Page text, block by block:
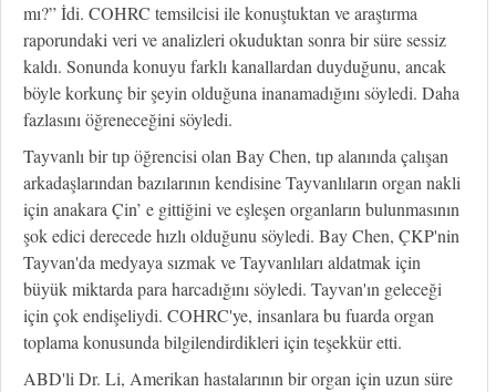
mı?” İdi. COHRC temsilcisi ile konuştuktan ve araştırma
raporundaki veri ve analizleri okuduktan sonra bir süre sessiz
kaldı. Sonunda konuyu farklı kanallardan duyduğunu, ancak
böyle korkunç bir şeyin olduğuna inanamadığını söyledi. Daha
fazlasını öğreneceğini söyledi.
Tayvanlı bir tıp öğrencisi olan Bay Chen, tıp alanında çalışan
arkadaşlarından bazılarının kendisine Tayvanlıların organ nakli
için anakara Çin’ e gittiğini ve eşleşen organların bulunmasının
şok edici derecede hızlı olduğunu söyledi. Bay Chen, ÇKP'nin
Tayvan'da medyaya sızmak ve Tayvanlıları aldatmak için
büyük miktarda para harcadığını söyledi. Tayvan'ın geleceği
için çok endişeliydi. COHRC'ye, insanlara bu fuarda organ
toplama konusunda bilgilendirdikleri için teşekkür etti.
ABD'li Dr. Li, Amerikan hastalarının bir organ için uzun süre